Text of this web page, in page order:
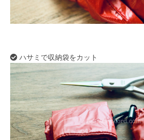
ハサミで収納袋をカット